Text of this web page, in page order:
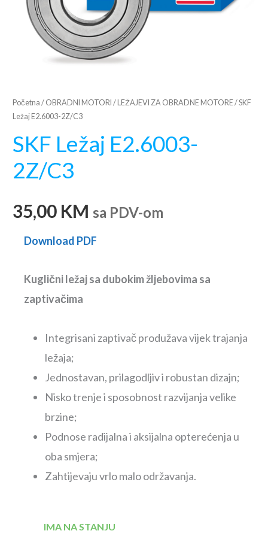
Početna / OBRADNI MOTORI /LEŽAJEVI ZA OBRADNE MOTORE/ SKF
Ležaj E2.6003-2Z/C3
SKF Ležaj E2.6003-
2Z/C3
35,00 KM sa PDV-om
Download PDF
Kuglični ležaj sa dubokim žljebovima sa
zaptivačima
Integrisani zaptivač produžava vijek trajanja
ležaja;
Jednostavan, prilagodljiv i robustan dizajn;
Nisko trenje i sposobnost razvijanja velike
brzine;
Podnose radijalna i aksijalna opterećenja u
oba smjera;
Zahtijevaju vrlo malo održavanja.
IMA NA STANJU